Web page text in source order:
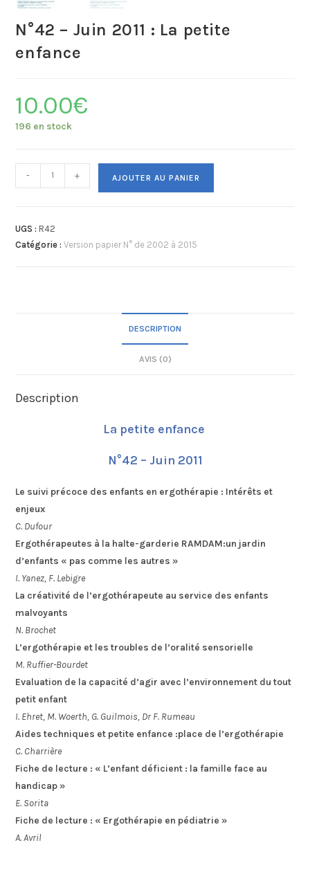
N°42 – Juin 2011 : La petite
enfance
10.00€
196 en stock
- + AJOUTER AU PANIER
UGS : R42
Catégorie :Version papier N° de 2002 à 2015
DESCRIPTION
AVIS (0)
Description
La petite enfance
N°42 – Juin 2011
Le suivi précoce des enfants en ergothérapie : Intérêts et
enjeux
C. Dufour
Ergothérapeutes à la halte-garderie RAMDAM:un jardin
d’enfants « pas comme les autres »
I. Yanez, F. Lebigre
La créativité de l’ergothérapeute au service des enfants
malvoyants
N. Brochet
L’ergothérapie et les troubles de l’oralité sensorielle
M. Ruffier-Bourdet
Evaluation de la capacité d’agir avec l’environnement du tout
petit enfant
I. Ehret, M. Woerth, G. Guilmois, Dr F. Rumeau
Aides techniques et petite enfance :place de l’ergothérapie
C. Charrière
Fiche de lecture : « L’enfant déficient : la famille face au
handicap »
E. Sorita
Fiche de lecture : « Ergothérapie en pédiatrie »
A. Avril